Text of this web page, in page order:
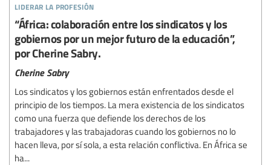
liderar la profesión
“África: colaboración entre los sindicatos y los
gobiernos por un mejor futuro de la educación”,
por Cherine Sabry.
Cherine Sabry
Los sindicatos y los gobiernos están enfrentados desde el
principio de los tiempos. La mera existencia de los sindicatos
como una fuerza que defiende los derechos de los
trabajadores y las trabajadoras cuando los gobiernos no lo
hacen lleva, por sí sola, a esta relación conflictiva. En África se
ha...